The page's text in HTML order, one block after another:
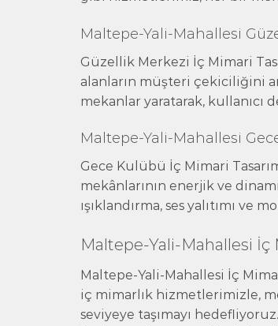
Maltepe-Yali-Mahallesi
Güzellik Merkezi İç Mimari
alanların müşteri çekiciliğini
mekanlar yaratarak, kullanıcı
Maltepe-Yali-Mahallesi
Gece Kulübü İç Mimari
mekânlarının enerjik ve
ışıklandırma, ses yalıtımı
Maltepe-Yali-Mahallesi İç
Maltepe-Yali-Mahallesi İç
iç mimarlık hizmetlerimizle,
seviyeye taşımayı